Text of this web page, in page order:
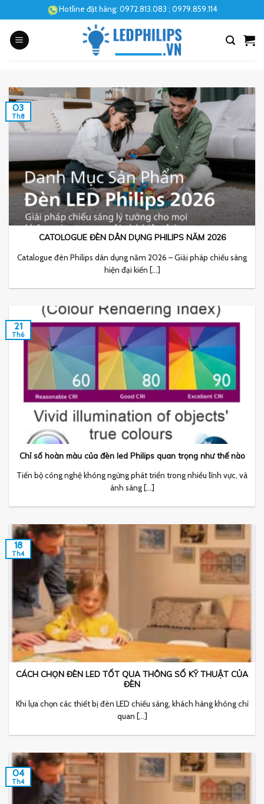
to
content
Hotline đặt hàng: 0972.813.083 ; 0979.859.114
CATOLOGUE ĐÈN DÂN DỤNG PHILIPS NĂM 2026
Catalogue đèn Philips dân dụng năm 2026 – Giải pháp chiếu sáng
hiện đại kiến [...]
03
Th8
Chỉ số hoàn màu của đèn led Philips quan trọng như thế nào
Tiến bộ công nghệ không ngừng phát triển trong nhiều lĩnh vực, và
ánh sáng [...]
21
Th6
CÁCH CHỌN ĐÈN LED TỐT QUA THÔNG SỐ KỸ THUẬT CỦA
ĐÈN
Khi lựa chọn các thiết bị đèn LED chiếu sáng, khách hàng không chỉ
quan [...]
18
Th4
04
Th4